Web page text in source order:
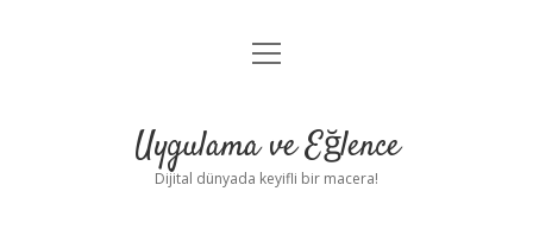
Anasayfa
Yasal Uyarı
menüyü
Uygulama ve Eğlence
Dijital dünyada keyifli bir macera!